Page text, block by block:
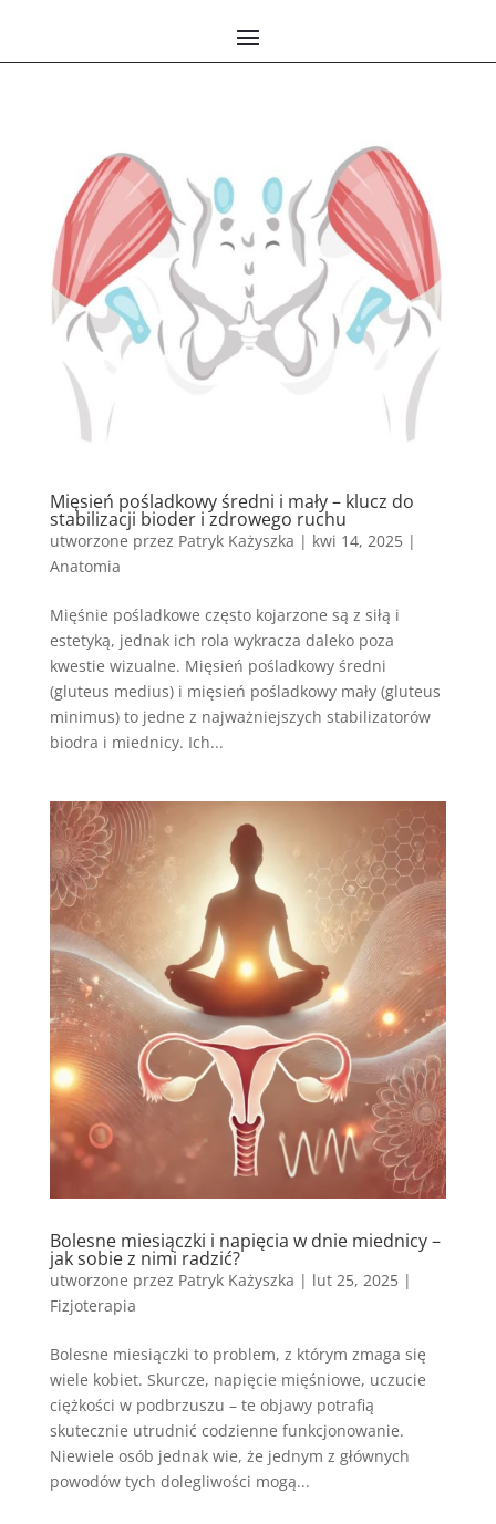
Mięsień pośladkowy średni i mały – klucz do
stabilizacji bioder i zdrowego ruchu
utworzone przez Patryk Każyszka | kwi 14, 2025|
Anatomia
Mięśnie pośladkowe często kojarzone są z siłą i
estetyką, jednak ich rola wykracza daleko poza
kwestie wizualne. Mięsień pośladkowy średni
(gluteus medius) i mięsień pośladkowy mały (gluteus
minimus) to jedne z najważniejszych stabilizatorów
biodra i miednicy. Ich...
Bolesne miesiączki i napięcia w dnie miednicy –
jak sobie z nimi radzić?
utworzone przez Patryk Każyszka | lut 25, 2025|
Fizjoterapia
Bolesne miesiączki to problem, z którym zmaga się
wiele kobiet. Skurcze, napięcie mięśniowe, uczucie
ciężkości w podbrzuszu – te objawy potrafią
skutecznie utrudnić codzienne funkcjonowanie.
Niewiele osób jednak wie, że jednym z głównych
powodów tych dolegliwości mogą...